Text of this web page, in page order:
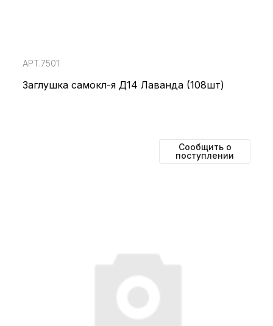
АРТ.7501
Заглушка самокл-я Д14 Лаванда (108шт)
Сообщить о
поступлении